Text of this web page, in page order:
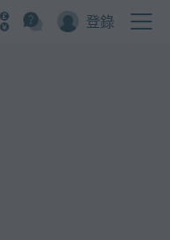
登錄